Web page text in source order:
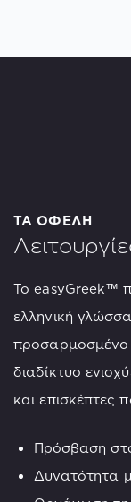
ΤΑ ΟΦΕΛΗ
Το easyGreek™
ελληνική
προσαρμοσμένο
διαδίκτυο
και επισκέπτες
Πρόσβαση
Δυνατότητα